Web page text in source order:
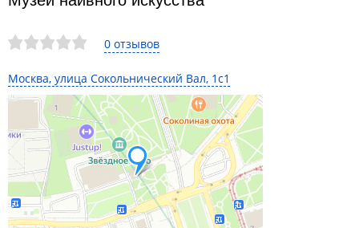
0 отзывов
Москва, улица Сокольнический Вал, 1с1